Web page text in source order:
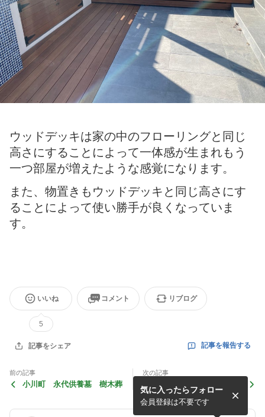
ウッドデッキは家の中のフローリングと同じ
高さにすることによって一体感が生まれもう
一つ部屋が増えたような感覚になります。
また、物置きもウッドデッキと同じ高さにす
ることによって使い勝手が良くなっていま
す。
いいね
5
コメント リブログ
記事をシェア 記事を報告する
前の記事
小川町 永代供養墓 樹木葬
次の記事
気に入ったらフォロー
会員登録は不要です